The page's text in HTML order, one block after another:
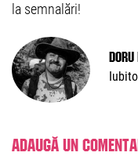
la semnalări!
Doru
Adaugă un